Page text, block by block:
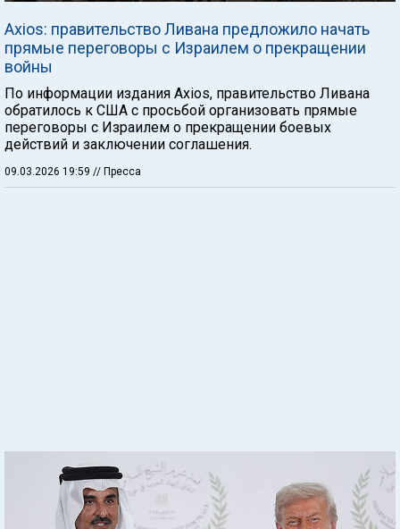
Axios: правительство Ливана предложило начать
прямые переговоры с Израилем о прекращении
войны
По информации издания Axios, правительство Ливана
обратилось к США с просьбой организовать прямые
переговоры с Израилем о прекращении боевых
действий и заключении соглашения.
09.03.2026 19:59 // Пресса